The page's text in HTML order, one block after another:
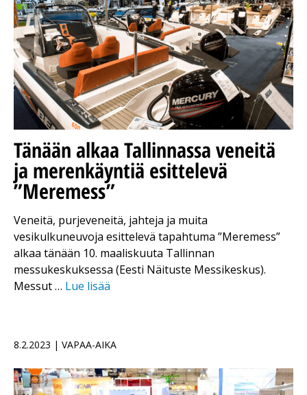
Tänään alkaa Tallinnassa veneitä
ja merenkäyntiä esittelevä
”Meremess”
Veneitä, purjeveneitä, jahteja ja muita
vesikulkuneuvoja esittelevä tapahtuma ”Meremess”
alkaa tänään 10. maaliskuuta Tallinnan
messukeskuksessa (Eesti Näituste Messikeskus).
Messut … Lue lisää
8.2.2023 | VAPAA-AIKA